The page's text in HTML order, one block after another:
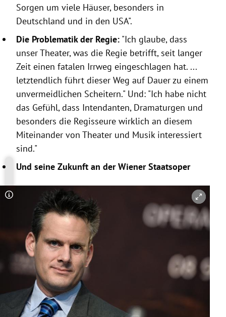
Sorgen um viele Häuser, besonders in
Deutschland und in den USA".
Die Problematik der Regie: "Ich glaube, dass
unser Theater, was die Regie betrifft, seit langer
Zeit einen fatalen Irrweg eingeschlagen hat. ...
letztendlich führt dieser Weg auf Dauer zu einem
unvermeidlichen Scheitern." Und: "Ich habe nicht
das Gefühl, dass Intendanten, Dramaturgen und
besonders die Regisseure wirklich an diesem
Miteinander von Theater und Musik interessiert
sind."
Und seine Zukunft an der Wiener Staatsoper
Copyright-Hinweis öffnen/schließen